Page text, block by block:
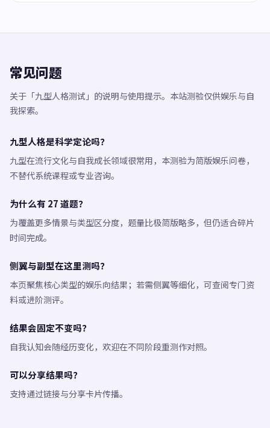
常见问题
关于「九型人格测试」的说明与使用提示。本站测验仅供娱乐与自
我探索。
九型人格是科学定论吗？
九型在流行文化与自我成长领域很常用，本测验为简版娱乐问卷，
不替代系统课程或专业咨询。
为什么有 27 道题？
为覆盖更多情景与类型区分度，题量比极简版略多，但仍适合碎片
时间完成。
侧翼与副型在这里测吗？
本页聚焦核心类型的娱乐向结果；若需侧翼等细化，可查阅专门资
料或进阶测评。
结果会固定不变吗？
自我认知会随经历变化，欢迎在不同阶段重测作对照。
可以分享结果吗？
支持通过链接与分享卡片传播。